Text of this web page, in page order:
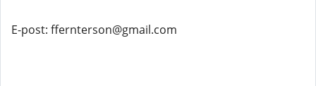
E-post: ffernterson@gmail.com